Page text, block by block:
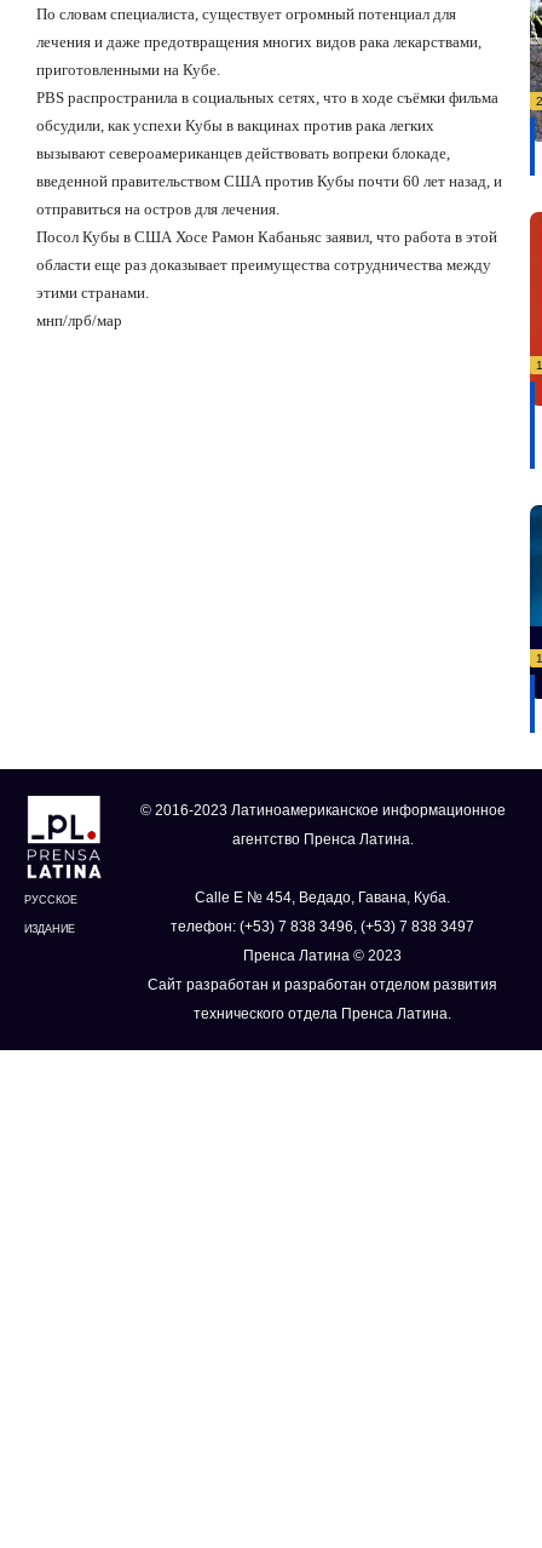
По словам специалиста, существует огромный потенциал для
лечения и даже предотвращения многих видов рака лекарствами,
приготовленными на Кубе.
PBS распространила в социальных сетях, что в ходе съёмки фильма
обсудили, как успехи Кубы в вакцинах против рака легких
вызывают североамериканцев действовать вопреки блокаде,
введенной правительством США против Кубы почти 60 лет назад, и
отправиться на остров для лечения.
Посол Кубы в США Хосе Рамон Кабаньяс заявил, что работа в этой
области еще раз доказывает преимущества сотрудничества между
этими странами.
мнп/лрб/мар
РУССКОЕ
ИЗДАНИЕ
© 2016-2023 Латиноамериканское информационное
агентство Пренса Латина.
Calle E № 454, Ведадо, Гавана, Куба.
телефон: (+53) 7 838 3496, (+53) 7 838 3497
Пренса Латина © 2023
Сайт разработан и разработан отделом развития
технического отдела Пренса Латина.